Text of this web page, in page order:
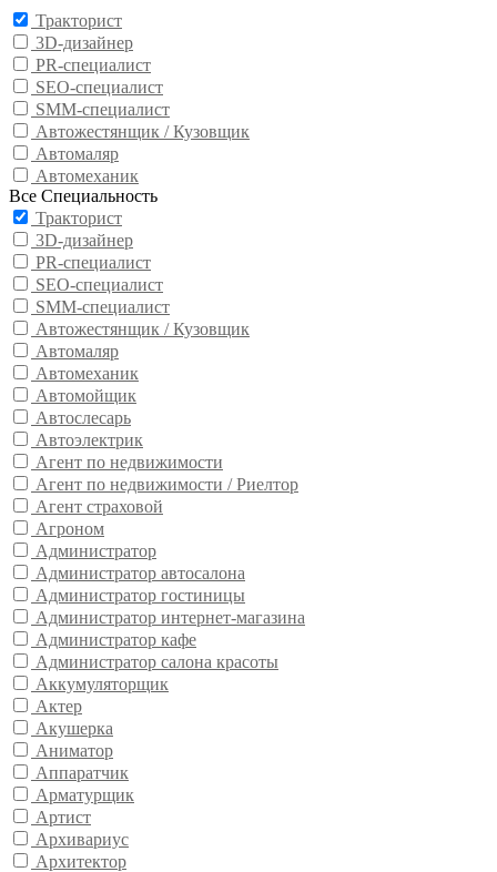
Тракторист
3D-дизайнер
PR-специалист
SEO-специалист
SMM-специалист
Автожестянщик / Кузовщик
Автомаляр
Автомеханик
Все Специальность
Тракторист
3D-дизайнер
PR-специалист
SEO-специалист
SMM-специалист
Автожестянщик / Кузовщик
Автомаляр
Автомеханик
Автомойщик
Автослесарь
Автоэлектрик
Агент по недвижимости
Агент по недвижимости / Риелтор
Агент страховой
Агроном
Администратор
Администратор автосалона
Администратор гостиницы
Администратор интернет-магазина
Администратор кафе
Администратор салона красоты
Аккумуляторщик
Актер
Акушерка
Аниматор
Аппаратчик
Арматурщик
Артист
Архивариус
Архитектор